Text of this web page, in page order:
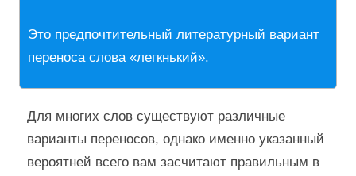
Это предпочтительный литературный вариант
переноса слова «легкнький».
Для многих слов существуют различные
варианты переносов, однако именно указанный
вероятней всего вам засчитают правильным в